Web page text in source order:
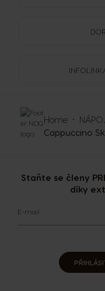
Staňte se členy
díky
E-mail
Home
Cappuccino